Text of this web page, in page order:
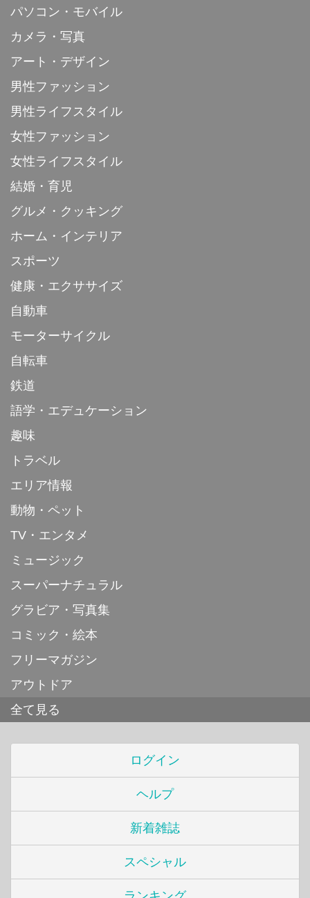
パソコン・モバイル
カメラ・写真
アート・デザイン
男性ファッション
男性ライフスタイル
女性ファッション
女性ライフスタイル
結婚・育児
グルメ・クッキング
ホーム・インテリア
スポーツ
健康・エクササイズ
自動車
モーターサイクル
自転車
鉄道
語学・エデュケーション
趣味
トラベル
エリア情報
動物・ペット
TV・エンタメ
ミュージック
スーパーナチュラル
グラビア・写真集
コミック・絵本
フリーマガジン
アウトドア
全て見る
ログイン
ヘルプ
新着雑誌
スペシャル